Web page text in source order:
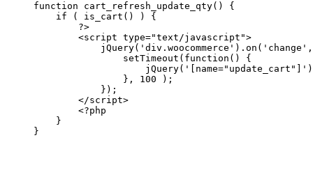
function cart_refresh_update_qty() {
    if ( is_cart() ) {
        ?>
        <script type="text/javascript">
                setTimeout(function() {
                }, 100 );
            });
        </script>
        <?php
    }
}